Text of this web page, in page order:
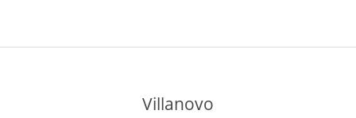
Villanovo